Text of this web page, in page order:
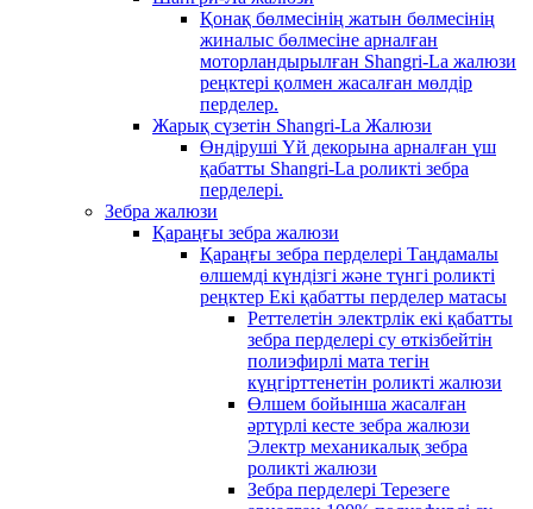
Қонақ бөлмесінің жатын бөлмесінің
жиналыс бөлмесіне арналған
моторландырылған Shangri-La жалюзи
реңктері қолмен жасалған мөлдір
перделер.
Жарық сүзетін Shangri-La Жалюзи
Өндіруші Үй декорына арналған үш
қабатты Shangri-La роликті зебра
перделері.
Зебра жалюзи
Қараңғы зебра жалюзи
Қараңғы зебра перделері Таңдамалы
өлшемді күндізгі және түнгі роликті
реңктер Екі қабатты перделер матасы
Реттелетін электрлік екі қабатты
зебра перделері су өткізбейтін
полиэфирлі мата тегін
күңгірттенетін роликті жалюзи
Өлшем бойынша жасалған
әртүрлі кесте зебра жалюзи
Электр механикалық зебра
роликті жалюзи
Зебра перделері Терезеге